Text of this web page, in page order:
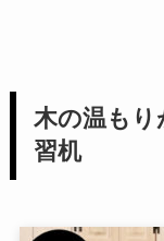
木の温もり
習机